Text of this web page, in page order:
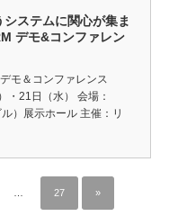
ステムに関心が集ま
デモ&コンファレン
モ＆コンファレンス
・21日（水） 会場：
）展示ホール 主催：リ
27 »